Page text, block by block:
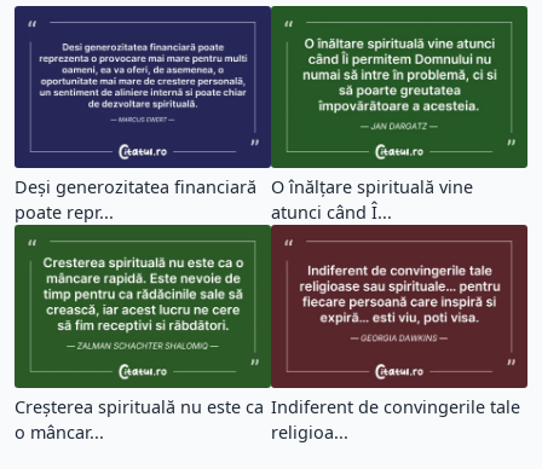
Deși generozitatea financiară
poate repr...
O înălțare spirituală vine
atunci când Î...
Creșterea spirituală nu este ca
o mâncar...
Indiferent de convingerile tale
religioa...